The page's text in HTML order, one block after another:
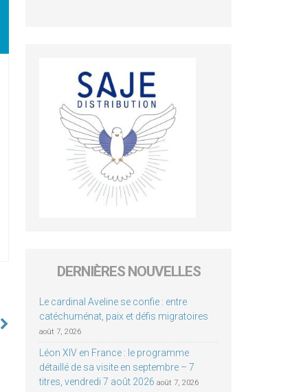
DERNIÈRES NOUVELLES
Le cardinal Aveline se confie : entre
catéchuménat, paix et défis migratoires
août 7, 2026
Léon XIV en France : le programme
détaillé de sa visite en septembre – 7
titres, vendredi 7 août 2026 août 7, 2026